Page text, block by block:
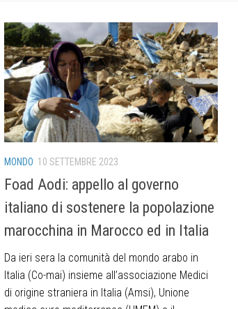
MONDO 10 SETTEMBRE 2023
Foad Aodi: appello al governo
italiano di sostenere la popolazione
marocchina in Marocco ed in Italia
Da ieri sera la comunità del mondo arabo in
Italia (Co-mai) insieme all’associazione Medici
di origine straniera in Italia (Amsi), Unione